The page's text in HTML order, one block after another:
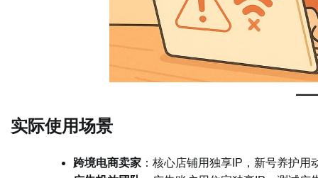
实际使用场景
跨境电商卖家 ：核心店铺用独享IP，新号养护用